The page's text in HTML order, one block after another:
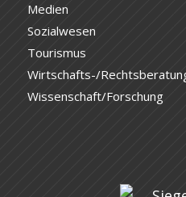
Medien
Sozialwesen
Tourismus
Wirtschafts-/
Wissenschaft/Forschung